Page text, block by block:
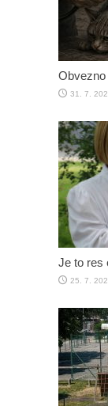
31. 7.
Je to res
25. 7.